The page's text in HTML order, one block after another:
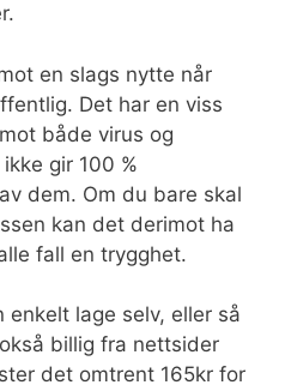
en slags nytte når
Det har en viss
både virus og
gir 100 %
dem. Om du bare skal
kan det derimot ha
fall en trygghet.
enkelt lage selv, eller så
billig fra nettsider
det omtrent 165kr for